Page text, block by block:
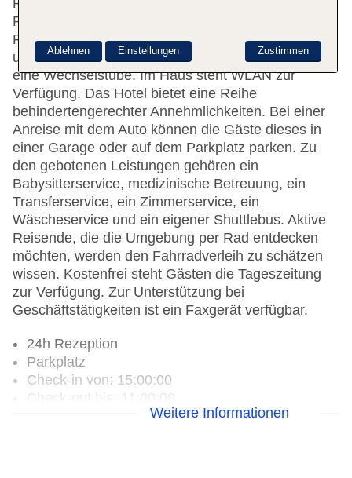
Personal an der rund um die Uhr besetzten
Rezeption im Empfangsbereich ist gerne bei allen
Fragen behilflich. Die Einrichtung der Unterbringung
umfasst eine Gepäckaufbewahrung, einen Safe und
eine Wechselstube. Im Haus steht WLAN zur
Verfügung. Das Hotel bietet eine Reihe
behindertengerechter Annehmlichkeiten. Bei einer
Anreise mit dem Auto können die Gäste dieses in
einer Garage oder auf dem Parkplatz parken. Zu
den gebotenen Leistungen gehören ein
Babysitterservice, medizinische Betreuung, ein
Transferservice, ein Zimmerservice, ein
Wäscheservice und ein eigener Shuttlebus. Aktive
Reisende, die die Umgebung per Rad entdecken
möchten, werden den Fahrradverleih zu schätzen
wissen. Kostenfrei steht Gästen die Tageszeitung
zur Verfügung. Zur Unterstützung bei
Geschäftstätigkeiten ist ein Faxgerät verfügbar.
24h Rezeption
Parkplatz
Check-in von: 15:00:00
Weitere Informationen
Zustimmen
Ablehnen Einstellungen